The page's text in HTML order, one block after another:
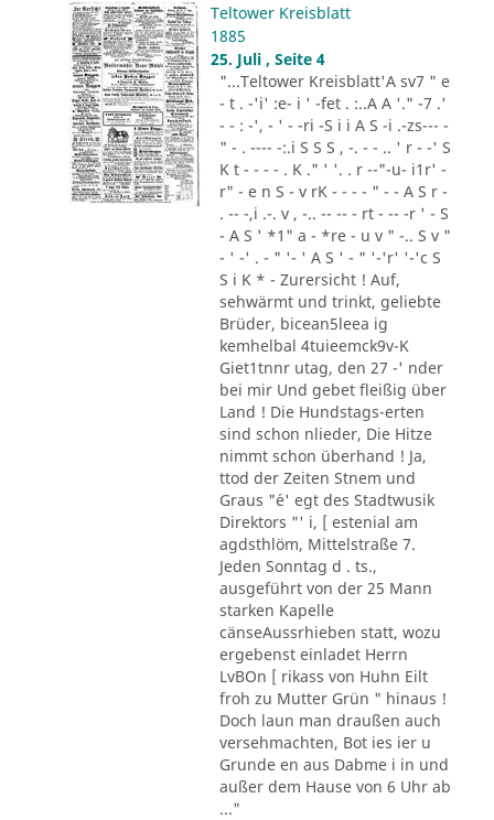
Teltower Kreisblatt
1885
25. Juli , Seite 4
"...Teltower Kreisblatt'A sv7 " e
- t . -'i' :e- i ' -fet . :..A A '." -7 .'
- - : -', - ' - -ri -S i i A S -i .-zs--- -
" - . ---- -:.i S S S , -. - - .. ' r - -' S
K t - - - - . K ." ' '. . r --"-u- i1r' -
r" - e n S - v rK - - - - " - - A S r -
. -- -,i .-. v , -.. -- -- - rt - -- -r ' - S
- A S ' *1" a - *re - u v " -.. S v "
- ' -' . - " '- ' A S ' - " '-'r' '-'c S
S i K * - Zurersicht ! Auf,
sehwärmt und trinkt, geliebte
Brüder, bicean5leea ig
kemhelbal 4tuieemck9v-K
Giet1tnnr utag, den 27 -' nder
bei mir Und gebet fleißig über
Land ! Die Hundstags-erten
sind schon nlieder, Die Hitze
nimmt schon überhand ! Ja,
ttod der Zeiten Stnem und
Graus "´e' egt des Stadtwusik
Direktors "' i, [ estenial am
agdsthlöm, Mittelstraße 7.
Jeden Sonntag d . ts.,
ausgeführt von der 25 Mann
starken Kapelle
cänseAussrhieben statt, wozu
ergebenst einladet Herrn
LvBOn [ rikass von Huhn Eilt
froh zu Mutter Grün " hinaus !
Doch laun man draußen auch
versehmachten, Bot ies ier u
Grunde en aus Dabme i in und
außer dem Hause von 6 Uhr ab
..."